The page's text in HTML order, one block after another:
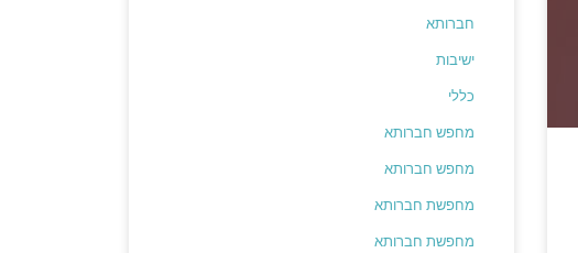
חברותא
ישיבות
כללי
מחפש חברותא
מחפש חברותא
מחפשת חברותא
מחפשת חברותא